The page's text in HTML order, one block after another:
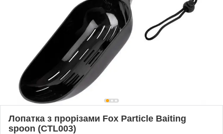
Лопатка з прорізами Fox Particle Baiting
spoon (CTL003)